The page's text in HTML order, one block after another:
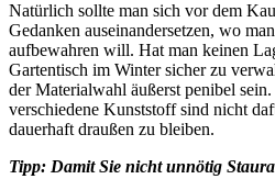
Natürlich sollte man sich vor dem
Gedanken auseinandersetzen, wo
aufbewahren will. Hat man keinen
Gartentisch im Winter sicher zu
der Materialwahl äußerst penibel
verschiedene Kunststoff sind nicht
dauerhaft draußen zu bleiben.
Tipp: Damit Sie nicht unnötig